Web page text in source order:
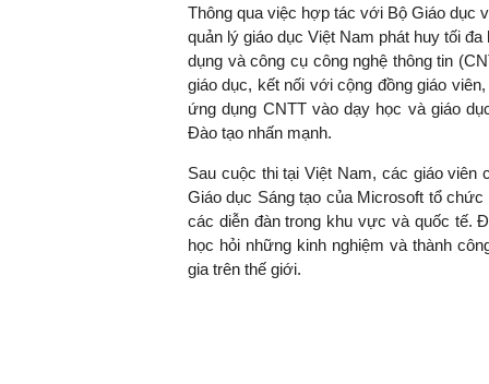
Thông qua việc hợp tác với Bộ Giáo dục
quản lý giáo dục Việt Nam phát huy tối
dụng và công cụ công nghệ thông tin
giáo dục, kết nối với cộng đồng giáo
ứng dụng CNTT vào dạy học và giáo
Đào tạo nhấn mạnh.
Sau cuộc thi tại Việt Nam, các giáo
Giáo dục Sáng tạo của Microsoft tổ
các diễn đàn trong khu vực và quốc tế.
học hỏi những kinh nghiệm và thành
gia trên thế giới.
Viện Kinh tế Tài chính
"Có rất nhiều
ngay từ bây
đang được tiến
nghệ; ban
khuyến khích
khởi nghiệp..."